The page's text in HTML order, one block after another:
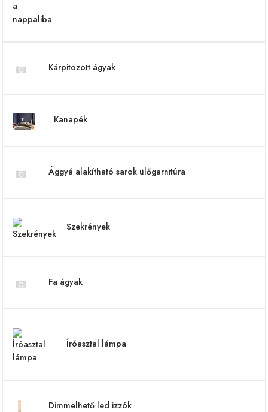
Kárpitozott ágyak
Kanapék
Ággyá alakítható sarok ülőgarnitúra
Szekrények
Fa ágyak
Íróasztal lámpa
Dimmelhető led izzók